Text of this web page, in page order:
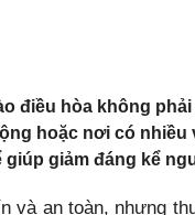
điều hòa không
hoặc nơi có nhiều
giảm đáng kể
và an toàn, nhưng